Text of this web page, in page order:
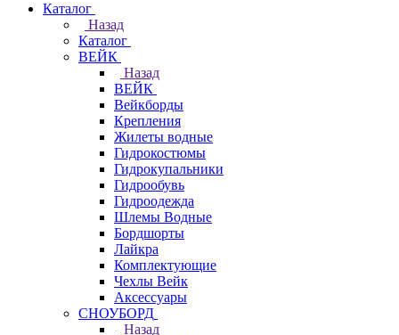
Каталог
Назад
Каталог
ВЕЙК
Назад
ВЕЙК
Вейкборды
Крепления
Жилеты водные
Гидрокостюмы
Гидрокупальники
Гидрообувь
Гидроодежда
Шлемы Водные
Бордшорты
Лайкра
Комплектующие
Чехлы Вейк
Аксессуары
СНОУБОРД
Назад